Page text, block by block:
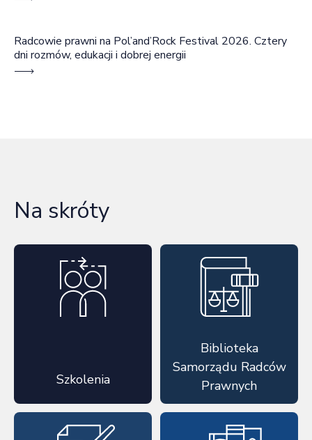
Radcowie prawni na Pol’and’Rock Festival 2026. Cztery
dni rozmów, edukacji i dobrej energii
Na skróty
Szkolenia
Biblioteka
Samorządu Radców
Prawnych